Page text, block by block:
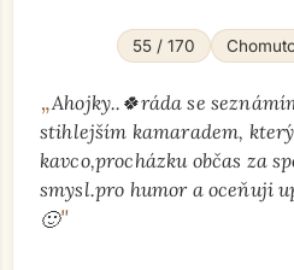
55 / 170
„Ahojky..🍀ráda se
stihlejším kamaradem,
kavco,procházku občas za
smysl.pro humor a oceňuji
🙂"